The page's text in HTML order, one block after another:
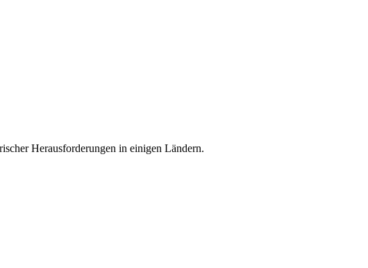
Herausforderungen in einigen Ländern.